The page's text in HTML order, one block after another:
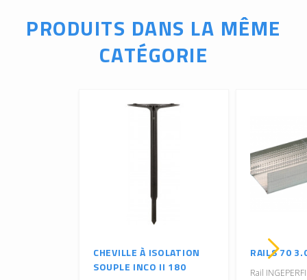
PRODUITS DANS LA MÊME
CATÉGORIE
CHEVILLE À ISOLATION
SOUPLE INCO II 180
RAILS 70
Rail